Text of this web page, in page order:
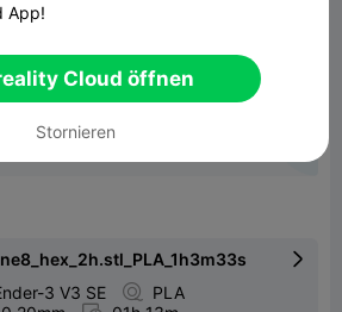
with hexagons

3 V3 SE  PLA
App!
Cloud öffnen
Stornieren